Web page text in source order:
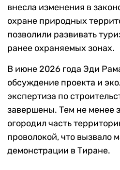
внесла изменения в
охране природных
позволили развивать
ранее охраняемых зонах.
В июне 2026 года Эди
обсуждение проекта и
экспертиза по
завершены. Тем не менее
огородил часть
проволокой, что вызвало
демонстрации в Тиране.